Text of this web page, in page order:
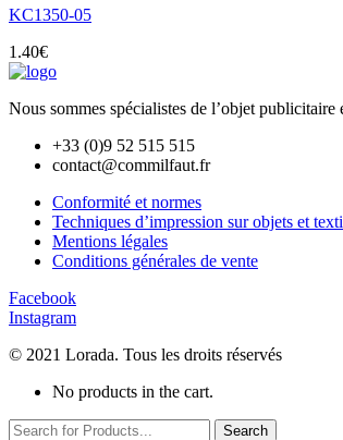
KC1350-05
1.40€
Nous sommes spécialistes de l’objet publicitaire
+33 (0)9 52 515 515
contact@commilfaut.fr
Conformité et normes
Techniques d’impression sur objets et
Mentions légales
Conditions générales de vente
Facebook
Instagram
© 2021 Lorada. Tous les droits réservés
No products in the cart.
Search